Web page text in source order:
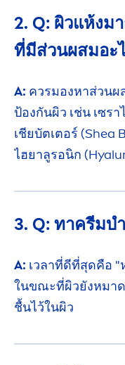
2. Q: ผิวแห้งม
ที่มีส่วนผสมอะ
A: ควรมองหาส่วน
ป้องกันผิว เช่น เซรา
เชียบัตเตอร์ (Shea
ไฮยาลูรอนิก (
3. Q: ทาครีมบ
A: เวลาที่ดีที่สุดคือ
ในขณะที่ผิวยังหมา
ชื้นไว้ในผิว